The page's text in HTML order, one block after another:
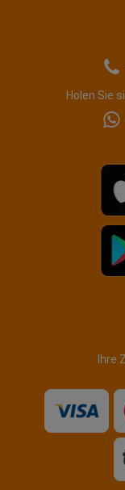
Holen Sie
Ihre